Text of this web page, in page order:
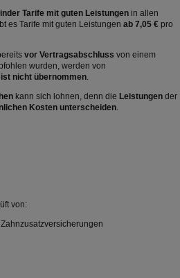
Tarife mit guten Leistungen in allen
es Tarife mit guten Leistungen ab 7,05 € pro
vor Vertragsabschluss von einem
wurden, werden von
nicht übernommen.
kann sich lohnen, denn die Leistungen der
Kosten unterscheiden.
von: